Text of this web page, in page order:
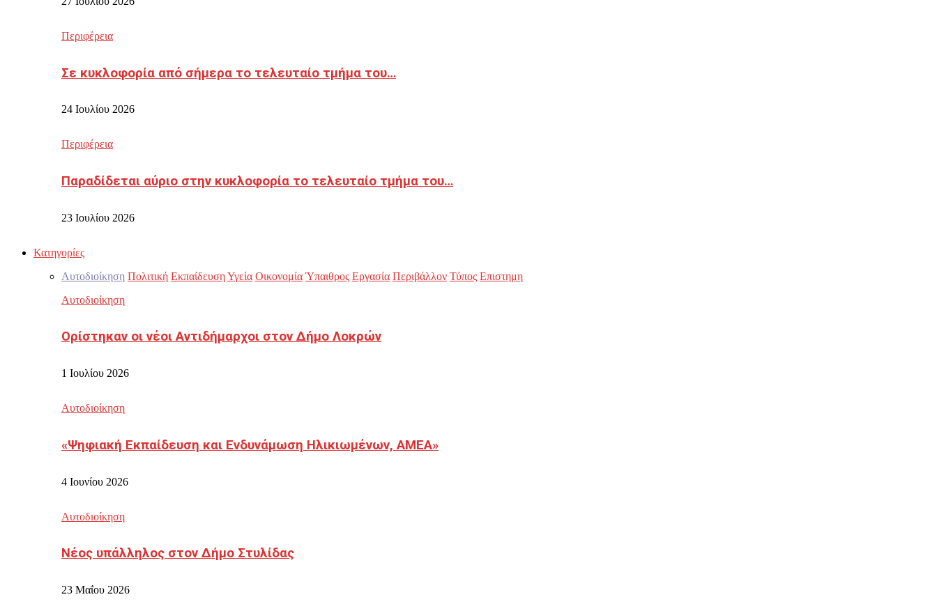
Περιφέρεια
Σε κυκλοφορία από σήμερα το τελευταίο τμήμα του…
24 Ιουλίου 2026
Περιφέρεια
Παραδίδεται αύριο στην κυκλοφορία το τελευταίο τμήμα του…
23 Ιουλίου 2026
Κατηγορίες
Αυτοδιοίκηση Πολιτική ΕκπαίδευσηΥγεία Οικονομία Ύπαιθρος Εργασία Περιβάλλον Τύπος Επιστημη
Αυτοδιοίκηση
Ορίστηκαν οι νέοι Αντιδήμαρχοι στον Δήμο Λοκρών
1 Ιουλίου 2026
Αυτοδιοίκηση
«Ψηφιακή Εκπαίδευση και Ενδυνάμωση Ηλικιωμένων, ΑΜΕΑ»
4 Ιουνίου 2026
Αυτοδιοίκηση
Νέος υπάλληλος στον Δήμο Στυλίδας
23 Μαΐου 2026